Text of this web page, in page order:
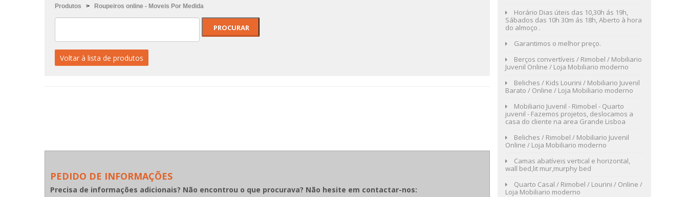
Produtos > Roupeiros online - Moveis Por Medida
Voltar à lista de produtos
PEDIDO DE INFORMAÇÕES
Precisa de informações adicionais? Não encontrou o que procurava? Não hesite em contactar-nos:
Horário Dias úteis das 10,30h ás 19h,
Sábados das 10h 30m ás 18h, Aberto à hora
do almoço .
Garantimos o melhor preço.
Berços convertíveis / Rimobel / Mobiliario
Juvenil Online / Loja Mobiliario moderno
Beliches / Kids Lourini / Mobiliario Juvenil
Barato / Online / Loja Mobiliario moderno
Mobiliario Juvenil - Rimobel - Quarto
juvenil - Fazemos projetos, deslocamos a
casa do cliente na area Grande Lisboa
Beliches / Rimobel / Mobiliario Juvenil
Online / Loja Mobiliario moderno
Camas abatíveis vertical e horizontal,
wall bed,lit mur,murphy bed
Quarto Casal / Rimobel / Lourini / Online /
Loja Mobiliario moderno